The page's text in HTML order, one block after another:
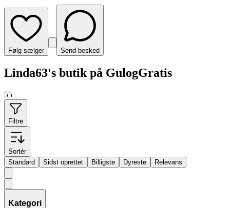
Følg sælger Send besked
Linda63's butik på GulogGratis
55
Filtre
Sortér
Standard
Sidst oprettet Billigste Dyreste Relevans
Kategori